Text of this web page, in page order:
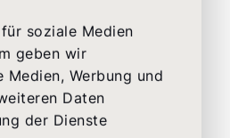
soziale Medien
geben wir
Werbung und
Daten
der Dienste